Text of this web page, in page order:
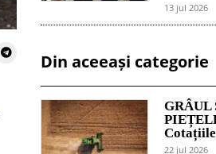
13 jul 2026
Din aceeași categorie
GRÂUL
22 jul 2026